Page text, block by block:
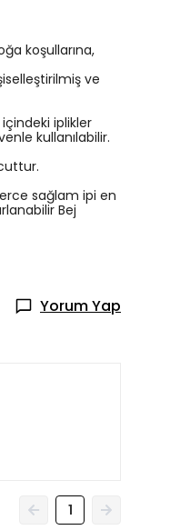
koşullarına,
ve
iplikler
kullanılabilir.
sağlam ipi en
Bej
Yorum Yap
1